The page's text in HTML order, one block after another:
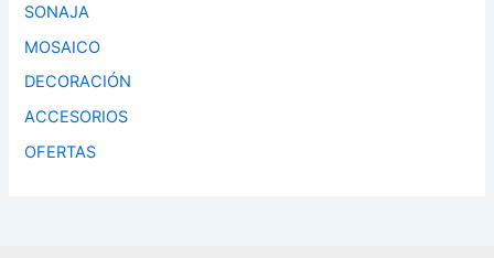
SONAJA
MOSAICO
DECORACIÓN
ACCESORIOS
OFERTAS